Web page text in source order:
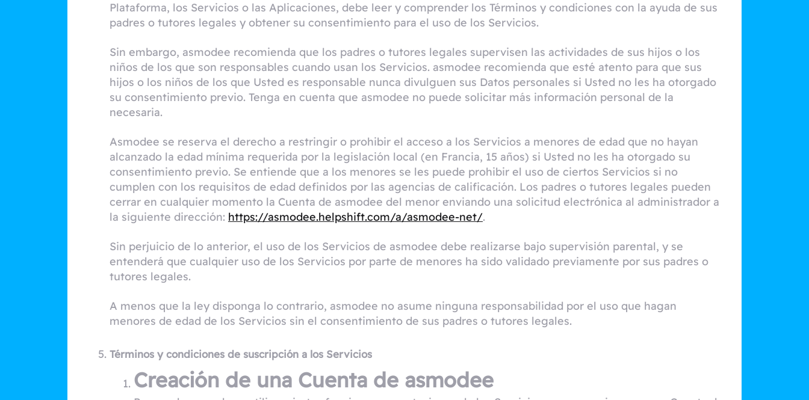
Plataforma, los Servicios o las Aplicaciones, debe leer y comprender los Términos y condiciones con la ayuda de sus
padres o tutores legales y obtener su consentimiento para el uso de los Servicios.
Sin embargo, asmodee recomienda que los padres o tutores legales supervisen las actividades de sus hijos o los
niños de los que son responsables cuando usan los Servicios. asmodee recomienda que esté atento para que sus
hijos o los niños de los que Usted es responsable nunca divulguen sus Datos personales si Usted no les ha otorgado
su consentimiento previo. Tenga en cuenta que asmodee no puede solicitar más información personal de la
necesaria.
Asmodee se reserva el derecho a restringir o prohibir el acceso a los Servicios a menores de edad que no hayan
alcanzado la edad mínima requerida por la legislación local (en Francia, 15 años) si Usted no les ha otorgado su
consentimiento previo. Se entiende que a los menores se les puede prohibir el uso de ciertos Servicios si no
cumplen con los requisitos de edad definidos por las agencias de calificación. Los padres o tutores legales pueden
cerrar en cualquier momento la Cuenta de asmodee del menor enviando una solicitud electrónica al administrador a
la siguiente dirección: https://asmodee.helpshift.com/a/asmodee-net/.
Sin perjuicio de lo anterior, el uso de los Servicios de asmodee debe realizarse bajo supervisión parental, y se
entenderá que cualquier uso de los Servicios por parte de menores ha sido validado previamente por sus padres o
tutores legales.
A menos que la ley disponga lo contrario, asmodee no asume ninguna responsabilidad por el uso que hagan
menores de edad de los Servicios sin el consentimiento de sus padres o tutores legales.
Términos y condiciones de suscripción a los Servicios
Creación de una Cuenta de asmodee